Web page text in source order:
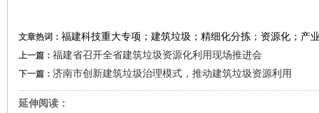
文章热词： 福建科技重大专项；建筑垃圾；精细化分拣；资源化；产
上一篇： 福建省召开全省建筑垃圾资源化利用现场推进会
下一篇： 济南市创新建筑垃圾治理模式，推动建筑垃圾资源利用
延伸阅读：